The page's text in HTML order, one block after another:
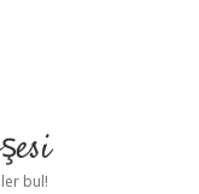
bul!